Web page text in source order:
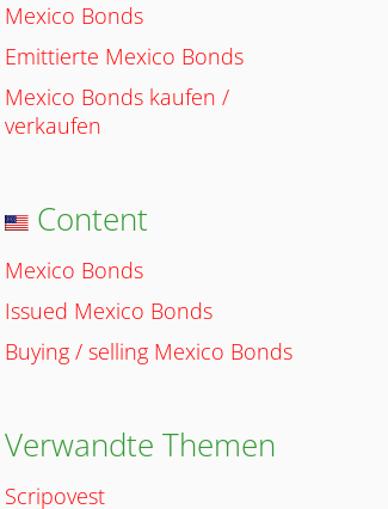
Mexico Bonds
Emittierte Mexico Bonds
Mexico Bonds kaufen /
verkaufen
Content
Mexico Bonds
Issued Mexico Bonds
Buying / selling Mexico Bonds
Verwandte Themen
Scripovest